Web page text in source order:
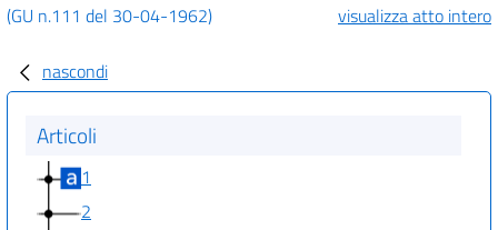
(GU n.111 del 30-04-1962)
visualizza atto intero
nascondi
Articoli
1
2